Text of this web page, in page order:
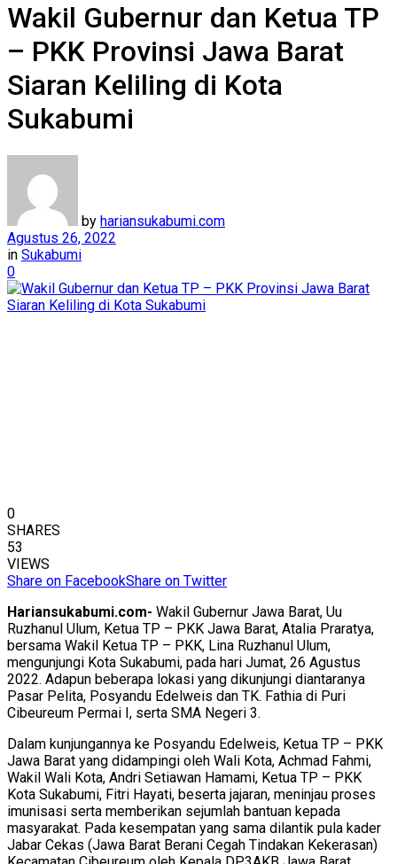
Wakil Gubernur dan Ketua TP
– PKK Provinsi Jawa Barat
Siaran Keliling di Kota
Sukabumi
by hariansukabumi.com
Agustus 26, 2022
in Sukabumi
0
0
SHARES
53
VIEWS
Share on FacebookShare on Twitter
Hariansukabumi.com- Wakil Gubernur Jawa Barat, Uu
Ruzhanul Ulum, Ketua TP – PKK Jawa Barat, Atalia Praratya,
bersama Wakil Ketua TP – PKK, Lina Ruzhanul Ulum,
mengunjungi Kota Sukabumi, pada hari Jumat, 26 Agustus
2022. Adapun beberapa lokasi yang dikunjungi diantaranya
Pasar Pelita, Posyandu Edelweis dan TK. Fathia di Puri
Cibeureum Permai I, serta SMA Negeri 3.
Dalam kunjungannya ke Posyandu Edelweis, Ketua TP – PKK
Jawa Barat yang didampingi oleh Wali Kota, Achmad Fahmi,
Wakil Wali Kota, Andri Setiawan Hamami, Ketua TP – PKK
Kota Sukabumi, Fitri Hayati, beserta jajaran, meninjau proses
imunisasi serta memberikan sejumlah bantuan kepada
masyarakat. Pada kesempatan yang sama dilantik pula kader
Jabar Cekas (Jawa Barat Berani Cegah Tindakan Kekerasan)